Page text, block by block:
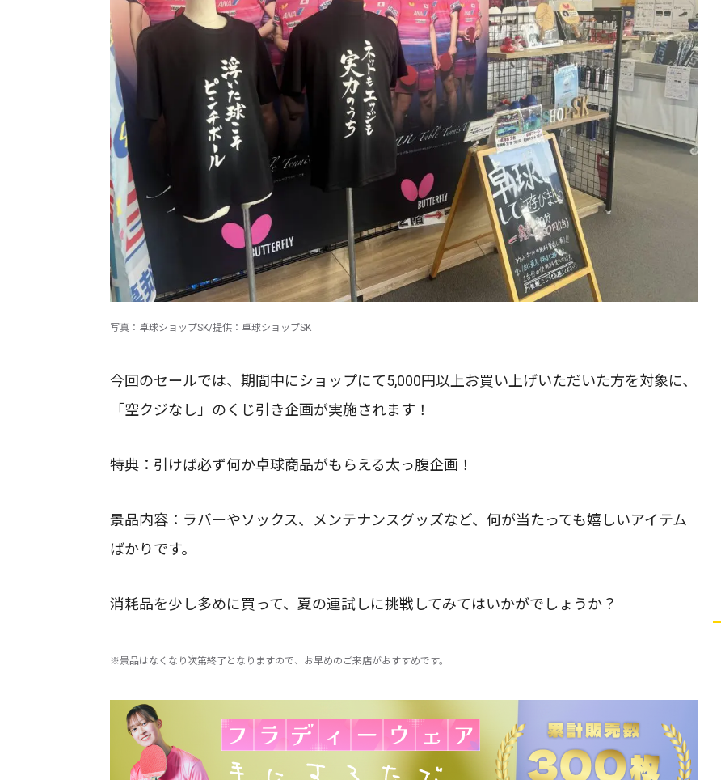
写真：卓球ショップSK/提供：卓球ショップSK
今回のセールでは、期間中にショップにて5,000円以上お買い上げいただいた方を対象に、
「空クジなし」のくじ引き企画が実施されます！
特典：引けば必ず何か卓球商品がもらえる太っ腹企画！
景品内容：ラバーやソックス、メンテナンスグッズなど、何が当たっても嬉しいアイテム
ばかりです。
消耗品を少し多めに買って、夏の運試しに挑戦してみてはいかがでしょうか？
※景品はなくなり次第終了となりますので、お早めのご来店がおすすめです。